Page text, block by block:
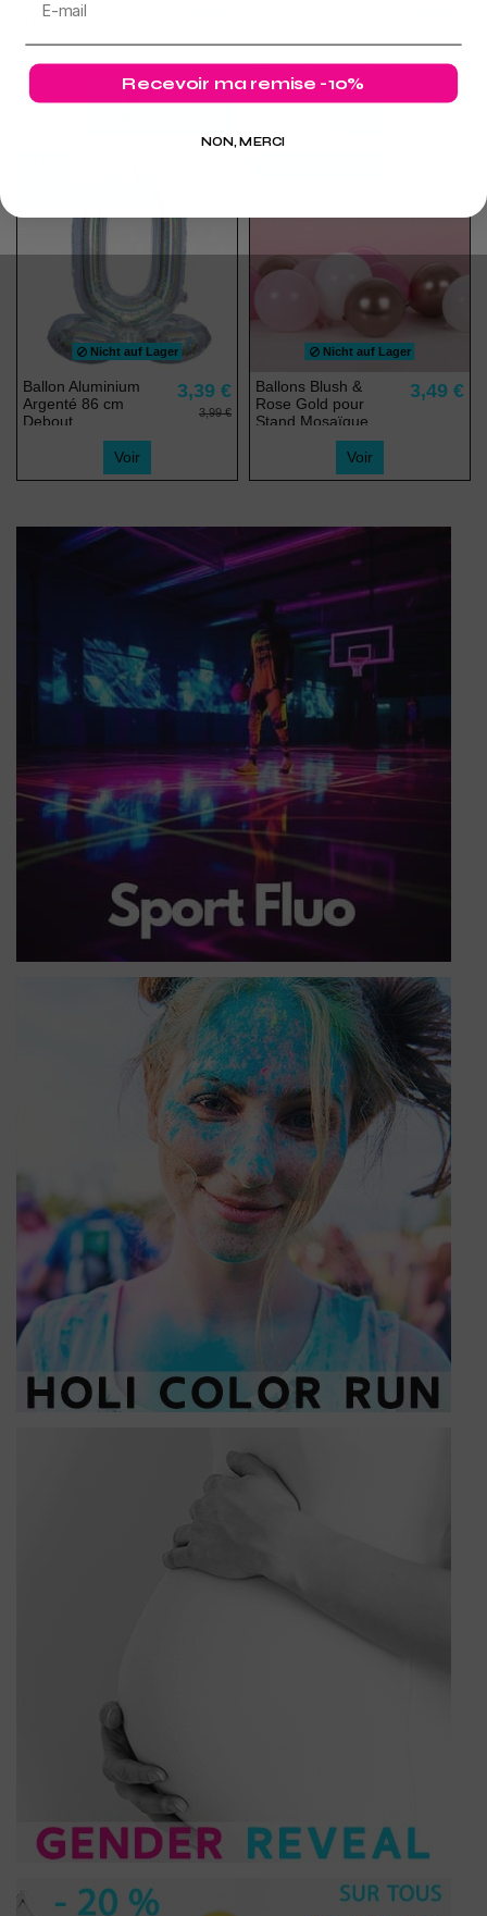
copy of Cierge Doré
In den
Nicht auf Lager
Ballon Aluminium
Argenté 86 cm
Debout
3,39 €
3,99 €
Voir
Nicht auf Lager
Ballons Blush &
Rose Gold pour
Stand Mosaïque
3,49 €
Voir
Recevoir ma remise -10%
NON, MERCI